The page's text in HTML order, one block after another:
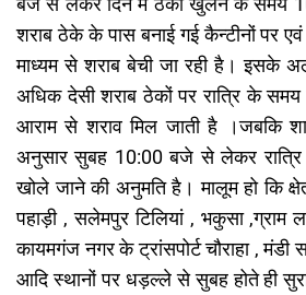
बजे से लेकर दिन में ठेका खुलने के समय
शराब ठेके के पास बनाई गई कैन्टीनों पर
माध्यम से शराब बेची जा रही है। इसके
अधिक देसी शराब ठेकों पर रात्रि के
आराम से शराव मिल जाती है ।जबकि
अनुसार सुबह 10:00 बजे से लेकर
खोले जाने की अनुमति है। मालूम हो कि
पहाड़ी , सलेमपुर टिलियां , भकुसा ,ग्राम
कायमगंज नगर के ट्रांसपोर्ट चौराहा , मंडी
आदि स्थानों पर धड़ल्ले से सुबह होते ही